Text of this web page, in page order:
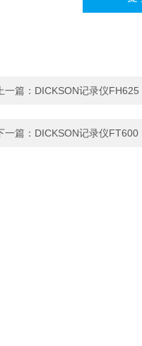
上一篇： DICKSON记录仪FH625
一篇： DICKSON记录仪FT600